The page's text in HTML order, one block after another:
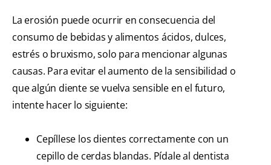
La erosión puede ocurrir en consecuencia del
consumo de bebidas y alimentos ácidos, dulces,
estrés o bruxismo, solo para mencionar algunas
causas. Para evitar el aumento de la sensibilidad o
que algún diente se vuelva sensible en el futuro,
intente hacer lo siguiente:
Cepíllese los dientes correctamente con un
cepillo de cerdas blandas. Pídale al dentista